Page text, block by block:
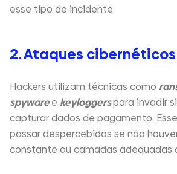
esse tipo de incidente.
2. Ataques
Hackers utilizam técnicas como
spywaree keyloggerspara invadir
capturar dados de pagamento.
passar despercebidos se não
constante ou camadas adequadas